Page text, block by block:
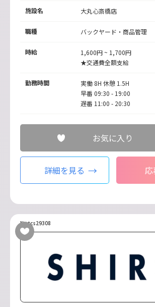
施設名 大丸心斎橋店
職種 バックヤード・商品管理
時給
1,600円 ~ 1,700円
★交通費全額支給
勤務時間
実働 8H 休憩 1.5H
早番 09:30 - 19:00
遅番 11:00 - 20:30
お気に入り
詳細を見る 応
No.tcs29308